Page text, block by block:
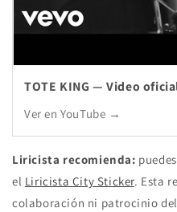
TOTE KING — Video
Ver en YouTube →
Liricista recomienda:
el Liricista City Sticker. Esta
colaboración ni patrocinio